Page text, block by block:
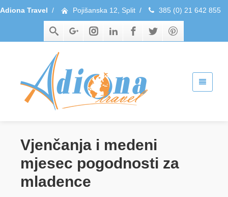
Adiona Travel / Pojišanska 12, Split / 385 (0) 21 642 855
Vjenčanja i medeni
mjesec pogodnosti za
mladence